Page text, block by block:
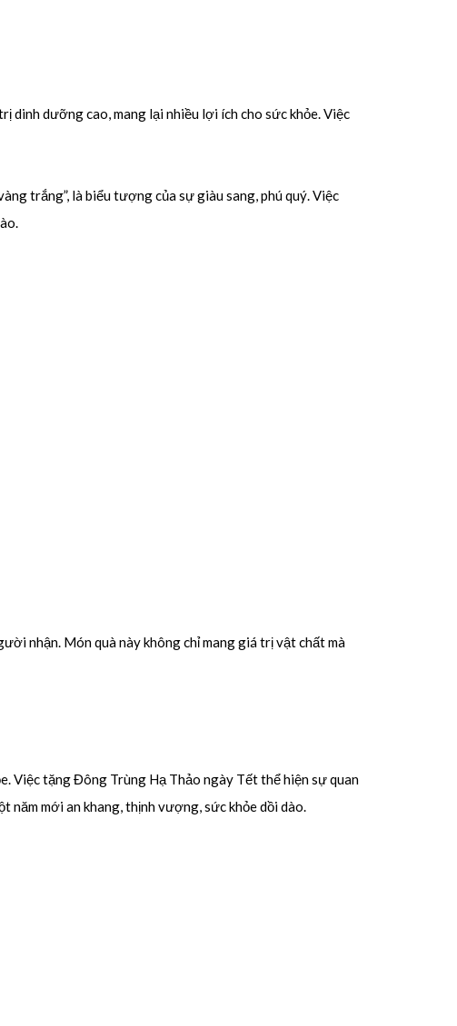
dinh dưỡng cao, mang lại nhiều lợi ích cho sức khỏe. Việc
trắng”, là biểu tượng của sự giàu sang, phú quý. Việc
nhận. Món quà này không chỉ mang giá trị vật chất mà
Việc tặng Đông Trùng Hạ Thảo ngày Tết thể hiện sự quan
năm mới an khang, thịnh vượng, sức khỏe dồi dào.